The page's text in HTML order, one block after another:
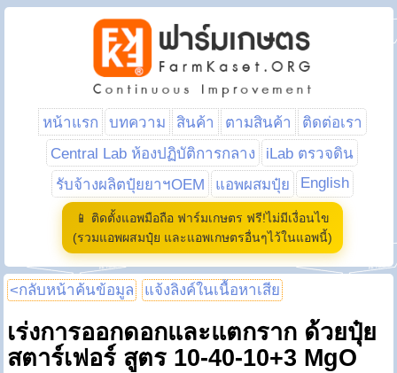
หน้าแรก บทความ สินค้า ตามสินค้า
ติดต่อเรา
Central Lab ห้องปฏิบัติการกลาง
iLab ตรวจดิน
รับจ้างผลิตปุ๋ยยาฯOEM
แอพผสมปุ๋ย English
📱 ติดตั้งแอพมือถือ ฟาร์มเกษตร ฟรี!ไม่มีเงื่อนไข
(รวมแอพผสมปุ๋ย และแอพเกษตรอื่นๆไว้ในแอพนี้)
<กลับหน้าค้นข้อมูล แจ้งลิงค์ในเนื้อหาเสีย
เร่งการออกดอกและแตกราก ด้วยปุ๋ย
สตาร์เฟอร์ สูตร 10-40-10+3 MgO